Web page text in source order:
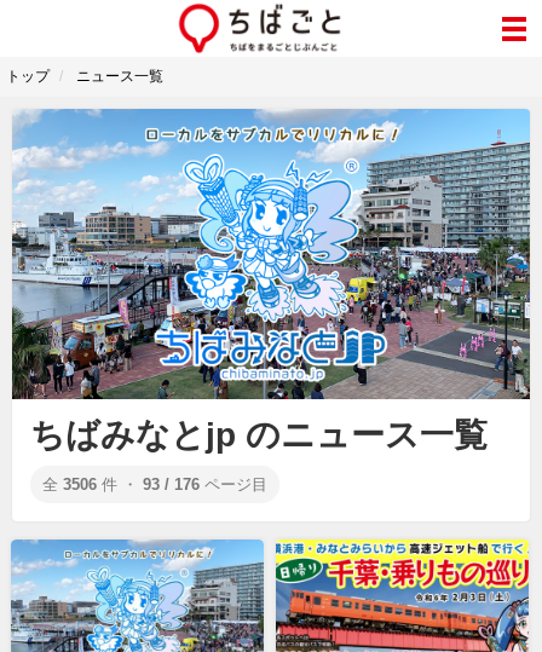
トップ ニュース一覧
ちばみなとjp のニュース一覧
全 3506 件 ・ 93 / 176 ページ目